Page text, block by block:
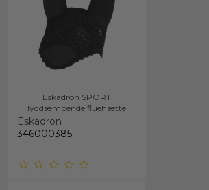
Eskadron SPORT
lyddæmpende fluehætte
Eskadron
346000385